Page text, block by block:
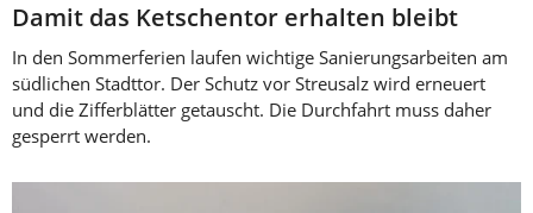
Damit das Ketschentor erhalten bleibt
In den Sommerferien laufen wichtige Sanierungsarbeiten am
südlichen Stadttor. Der Schutz vor Streusalz wird erneuert
und die Zifferblätter getauscht. Die Durchfahrt muss daher
gesperrt werden.